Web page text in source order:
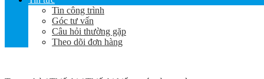
Tin công trình
Góc tư vấn
Câu hỏi thường gặp
Theo dõi đơn hàng